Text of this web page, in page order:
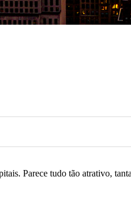
Parece tudo tão atrativo,